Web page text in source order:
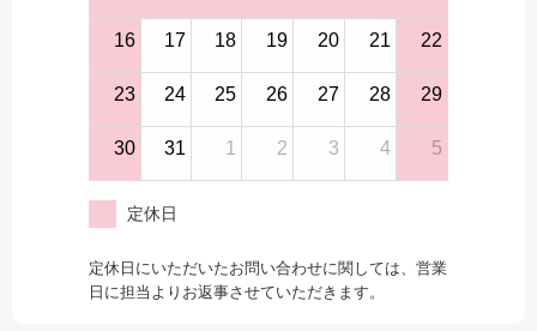
16 17 18 19 20 21 22
23 24 25 26 27 28 29
30 31 1 2 3 4 5
定休日
定休日にいただいたお問い合わせに関しては、営業
日に担当よりお返事させていただきます。